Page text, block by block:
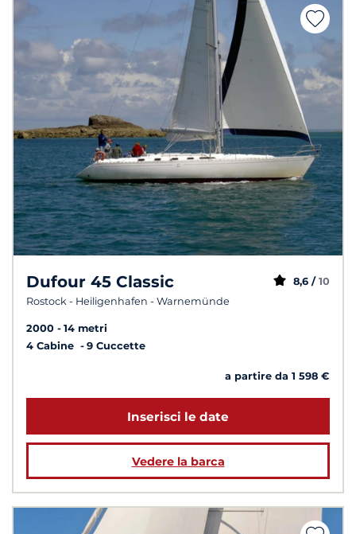
Dufour 45 Classic
Rostock - Heiligenhafen - Warnemünde
8,6 / 10
2000
14 metri
4 Cabine
9 Cuccette
a partire da 1 598 €
Inserisci le date
Vedere la barca